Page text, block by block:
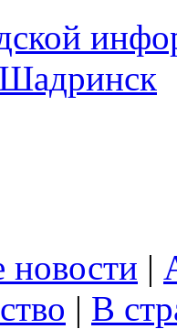
новости |
| В